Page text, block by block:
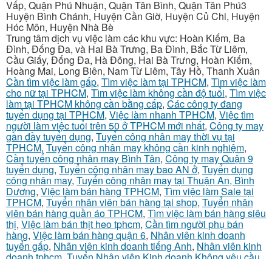
Vấp, Quận Phú Nhuận, Quận Tân Bình, Quận Tân Phú3
Huyện Bình Chánh, Huyện Cần Giờ, Huyện Củ Chi, Huyện
Hóc Môn, Huyện Nhà Bè
Trung tâm dịch vụ việc làm các khu vực: Hoàn Kiếm, Ba
Đình, Đống Đa, và Hai Bà Trưng, Ba Đình, Bắc Từ Liêm,
Cầu Giấy, Đống Đa, Hà Đông, Hai Bà Trưng, Hoàn Kiếm,
Hoàng Mai, Long Biên, Nam Từ Liêm, Tây Hồ, Thanh Xuân
Cần tìm việc làm gấp, Tìm việc làm tại TPHCM, Tìm việc làm
cho nữ tại TPHCM, Tìm việc làm không cần độ tuổi, Tìm việc
làm tại TPHCM không cần bằng cấp, Các công ty đang
tuyển dụng tại TPHCM, Việc làm nhanh TPHCM, Việc tìm
người làm việc tuổi trên 50 ở TPHCM mới nhất, Công ty may
gần đầy tuyển dụng, Tuyển công nhân may thời vụ tại
TPHCM, Tuyển công nhân may không cần kinh nghiệm,
Cần tuyển công nhân may Bình Tân, Công ty may Quận 9
tuyển dụng, Tuyển công nhân may bao AN ở, Tuyển dụng
công nhân may, Tuyển công nhân may tại Thuận An, Bình
Dương, Việc làm bán hàng TPHCM, Tìm việc làm Sale tại
TPHCM, Tuyển nhân viên bán hàng tại shop, Tuyển nhân
viên bán hàng quần áo TPHCM, Tìm việc làm bán hàng siêu
thị, Việc làm bán thịt heo tphcm, Cần tìm người phụ bán
hàng, Việc làm bán hàng quận 6, Nhân viên kinh doanh
tuyển gấp, Nhân viên kinh doanh tiếng Anh, Nhân viên kinh